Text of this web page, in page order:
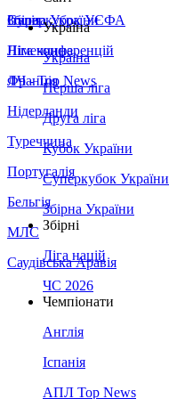
Збірна України
Італія
Німеччина
Франція
Нідерланди
Туреччина
Португалія
Бельгія
МЛС
Саудівська Аравія
Суперкубок УЄФА
Ліга конференцій
ЛЧ - Top News
Україна
Україна
Перша ліга
Друга ліга
Кубок України
Суперкубок України
Збірна України
Збірні
Ліга націй
ЧС 2026
Чемпіонати
Англія
Іспанія
АПЛ Top News